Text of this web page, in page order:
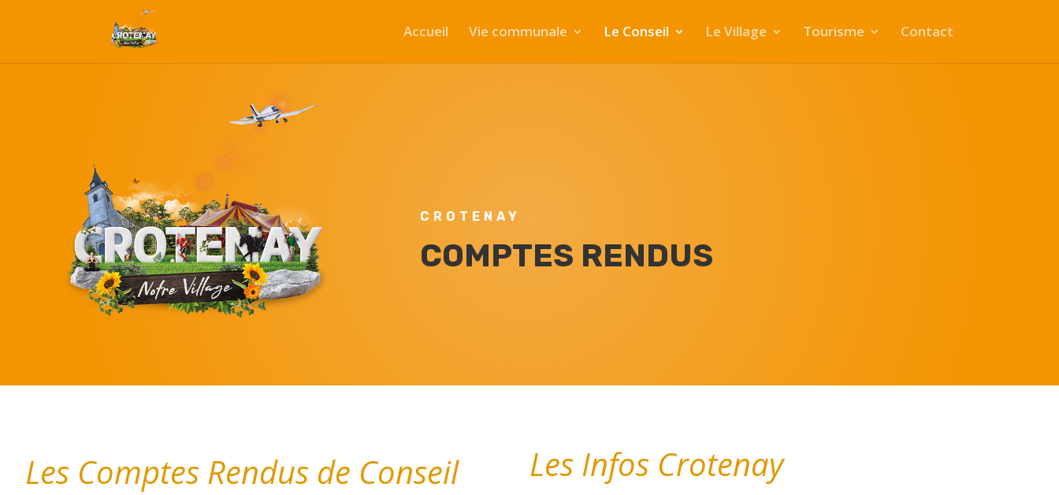
Accueil Vie communale Le Conseil Le Village Tourisme Contact
CROTENAY
COMPTES RENDUS
Les Comptes Rendus de Conseil Les Infos Crotenay